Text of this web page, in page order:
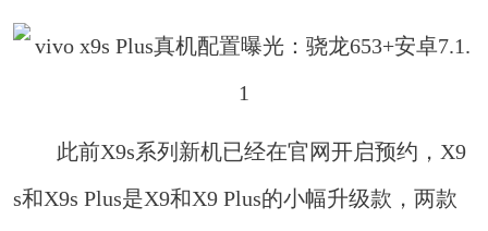
此前X9s系列新机已经在官网开启预约，X9
s和X9s Plus是X9和X9 Plus的小幅升级款，两款